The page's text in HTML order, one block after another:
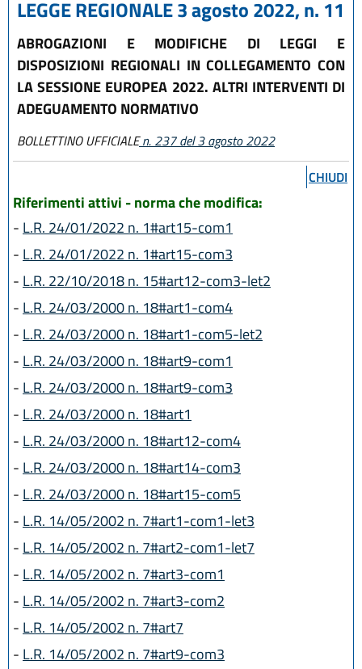
LEGGE REGIONALE 3 agosto 2022, n. 11
ABROGAZIONI E MODIFICHE DI LEGGI E
DISPOSIZIONI REGIONALI IN COLLEGAMENTO CON
LA SESSIONE EUROPEA 2022. ALTRI INTERVENTI DI
ADEGUAMENTO NORMATIVO
BOLLETTINO UFFICIALEn. 237 del 3 agosto 2022
CHIUDI
Riferimenti attivi - norma che modifica:
- L.R. 24/01/2022 n. 1#art15-com1
- L.R. 24/01/2022 n. 1#art15-com3
- L.R. 22/10/2018 n. 15#art12-com3-let2
- L.R. 24/03/2000 n. 18#art1-com4
- L.R. 24/03/2000 n. 18#art1-com5-let2
- L.R. 24/03/2000 n. 18#art9-com1
- L.R. 24/03/2000 n. 18#art9-com3
- L.R. 24/03/2000 n. 18#art1
- L.R. 24/03/2000 n. 18#art12-com4
- L.R. 24/03/2000 n. 18#art14-com3
- L.R. 24/03/2000 n. 18#art15-com5
- L.R. 14/05/2002 n. 7#art1-com1-let3
- L.R. 14/05/2002 n. 7#art2-com1-let7
- L.R. 14/05/2002 n. 7#art3-com1
- L.R. 14/05/2002 n. 7#art3-com2
- L.R. 14/05/2002 n. 7#art7
- L.R. 14/05/2002 n. 7#art9-com3